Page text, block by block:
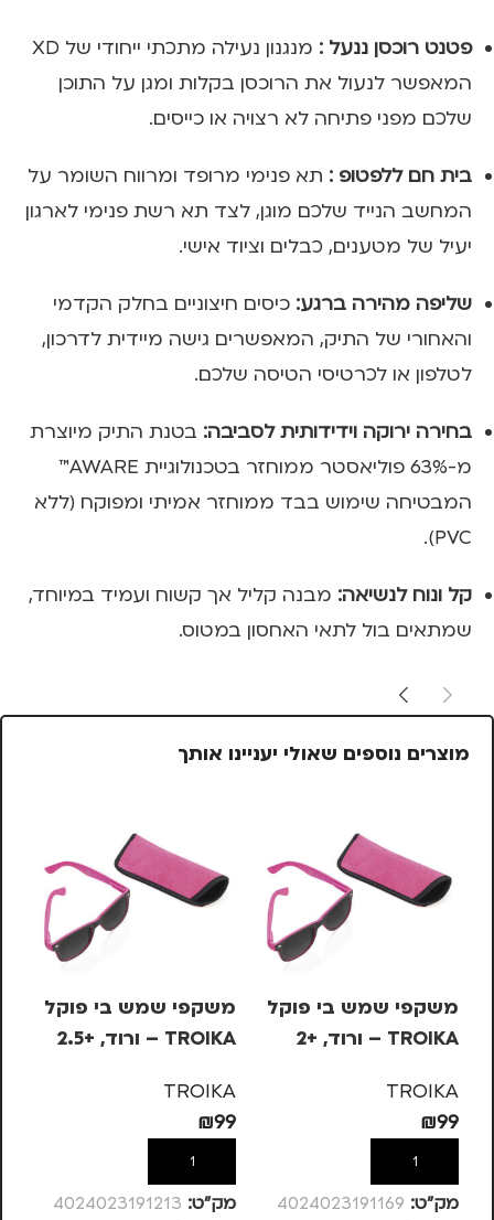
פטנט רוכסן ננעל :
מנגנון נעילה מתכתי ייחודי של XD
המאפשר לנעול את הרוכסן בקלות ומגן על התוכן
שלכם מפני פתיחה לא רצויה או כייסים.
בית חם ללפטופ : תא פנימי מרופד ומרווח השומר על
המחשב הנייד שלכם מוגן, לצד תא רשת פנימי לארגון
יעיל של מטענים, כבלים וציוד אישי.
שליפה מהירה ברגע: כיסים חיצוניים בחלק הקדמי
והאחורי של התיק, המאפשרים גישה מיידית לדרכון,
לטלפון או לכרטיסי הטיסה שלכם.
בחירה ירוקה וידידותית לסביבה: בטנת התיק מיוצרת
מ-63% פוליאסטר ממוחזר בטכנולוגיית AWARE™
המבטיחה שימוש בבד ממוחזר אמיתי ומפוקח (ללא
PVC).
קל ונוח לנשיאה: מבנה קליל אך קשוח ועמיד במיוחד,
שמתאים בול לתאי האחסון במטוס.
מוצרים נוספים שאולי יעניינו אותך
משקפי שמש בי פוקל
TROIKA – ורוד, +2
TROIKA
₪99
הוספה לסל
מק”ט: 4024023191169
משקפי שמש בי פוקל
TROIKA – ורוד, +2.5
TROIKA
₪99
הוספה לסל
מק”ט: 4024023191213